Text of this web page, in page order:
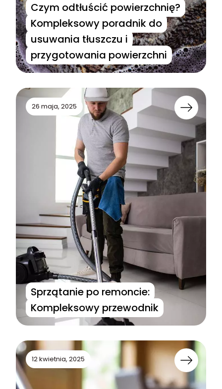
Czym odtłuścić powierzchnię?
Kompleksowy poradnik do
usuwania tłuszczu i
przygotowania powierzchni
26 maja, 2025
Sprzątanie po remoncie:
Kompleksowy przewodnik
12 kwietnia, 2025